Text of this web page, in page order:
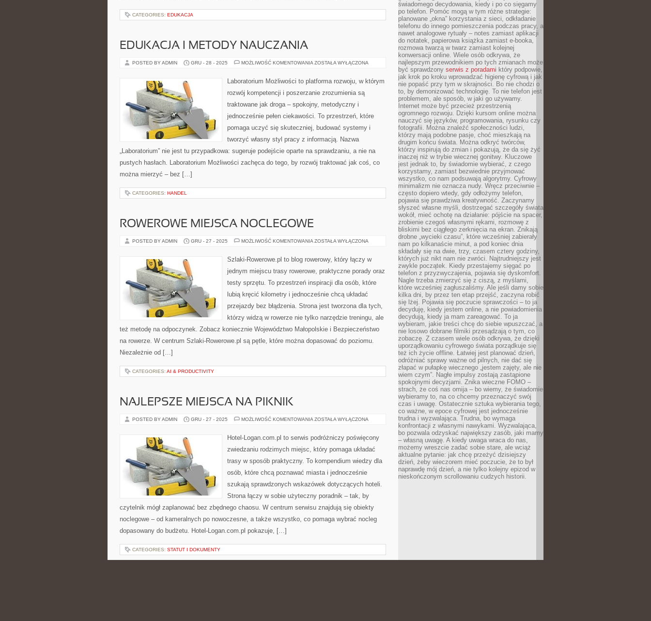
CATEGORIES: EDUKACJA
EDUKACJA I METODY NAUCZANIA
POSTED BY ADMIN GRU - 28 - 2025 MOŻLIWOŚĆ KOMENTOWANIA EDUKACJA
NAUCZANIA
ZOSTAŁA WYŁĄCZONA
Laboratorium Możliwości to platforma rozwoju, w którym
rozwój kompetencji i poszerzanie zrozumienia są
traktowane jak droga – spokojny, metodyczny i
jednocześnie pełen ciekawości. To przestrzeń, które
pomaga uczyć się skuteczniej, budować systemy i
tworzyć własny styl pracy z informacją. Nazwa
„Laboratorium” nie jest tu przypadkowa: sugeruje podejście oparte na sprawdzaniu, a nie na
pustych hasłach. Laboratorium Możliwości zachęca do tego, by rozwój traktować jak coś, co
można mierzyć – bez […]
CATEGORIES: HANDEL
ROWEROWE MIEJSCA NOCLEGOWE
POSTED BY ADMIN GRU - 27 - 2025 MOŻLIWOŚĆ KOMENTOWANIA ROWEROWE
ZOSTAŁA WYŁĄCZONA
Szlaki-Rowerowe.pl to blog rowerowy, który łączy w
jednym miejscu trasy rowerowe, praktyczne porady oraz
testy sprzętu. To przestrzeń inspiracji dla osób, które
lubią kręcić kilometry i jednocześnie chcą układać
przejazdy bez błądzenia. Strona jest tworzona dla tych,
którzy widzą w rowerze nie tylko narzędzie treningu, ale
też metodę na odpoczynek. Zobacz koniecznie Województwo Małopolskie i Bezpieczeństwo
na rowerze. W centrum Szlaki-Rowerowe.pl są pętle, które można dopasować do poziomu.
Niezależnie od […]
CATEGORIES: AI & PRODUCTIVITY
NAJLEPSZE MIEJSCA NA PIKNIK
POSTED BY ADMIN GRU - 27 - 2025 MOŻLIWOŚĆ KOMENTOWANIA NAJLEPSZE
PIKNIK
ZOSTAŁA WYŁĄCZONA
Hotel-Logan.com.pl to serwis podróżniczy poświęcony
zwiedzaniu rodzimych miejsc, który pomaga układać
trasy w sposób praktyczny. To kompendium wiedzy dla
osób, które chcą poznawać miasta i jednocześnie
szukają sprawdzonych wskazówek dotyczących hoteli.
Strona łączy w sobie użyteczny poradnik – tak, by
czytelnik mógł zaplanować bez zbędnego chaosu. W centrum serwisu znajdują się obiekty
noclegowe – od kameralnych po nowoczesne, a także wszystko, co pomaga wybrać nocleg
dopasowany do budżetu. Hotel-Logan.com.pl pokazuje, […]
CATEGORIES: STATUT I DOKUMENTY
świadomego decydowania, kiedy i po co sięgamy
po telefon. Pomóc mogą w tym różne strategie:
planowane „okna” korzystania z sieci, odkładanie
telefonu do innego pomieszczenia podczas pracy, a
nawet analogowe rytuały – notes zamiast aplikacji
do notatek, papierowa książka zamiast e-booka,
rozmowa twarzą w twarz zamiast kolejnej
konwersacji online. Wiele osób odkrywa, że
najlepszym przewodnikiem po tych zmianach może
być sprawdzony serwis z poradami który podpowie,
jak krok po kroku wprowadzać higienę cyfrową i jak
nie popaść przy tym w skrajności. Bo nie chodzi o
to, by demonizować technologię. To nie telefon jest
problemem, ale sposób, w jaki go używamy.
Internet może być przecież przestrzenią
ogromnego rozwoju. Dzięki kursom online można
nauczyć się języków, programowania, rysunku czy
fotografii. Można znaleźć społeczności ludzi,
którzy mają podobne pasje, choć mieszkają na
drugim końcu świata. Można odkryć twórców,
którzy inspirują do zmian i pokazują, że da się żyć
inaczej niż w trybie wiecznej gonitwy. Kluczowe
jest jednak to, by świadomie wybierać, z czego
korzystamy, zamiast bezwiednie przyjmować
wszystko, co nam podsuwają algorytmy. Cyfrowy
minimalizm nie oznacza nudy. Wręcz przeciwnie –
często dopiero wtedy, gdy odłożymy telefon,
pojawia się prawdziwa kreatywność. Zaczynamy
słyszeć własne myśli, dostrzegać szczegóły świata
wokół, mieć ochotę na działanie: pójście na spacer,
zrobienie czegoś własnymi rękami, rozmowę z
bliskimi bez ciągłego zerknięcia na ekran. Znikają
drobne „wycieki czasu”, które wcześniej zabierały
nam po kilkanaście minut, a pod koniec dnia
składały się na dwie, trzy, czasem cztery godziny,
których już nikt nam nie zwróci. Najtrudniejszy jest
zwykle początek. Kiedy przestajemy sięgać po
telefon z przyzwyczajenia, pojawia się dyskomfort.
Nagle trzeba zmierzyć się z ciszą, z myślami,
które wcześniej zagłuszaliśmy. Ale jeśli damy sobie
kilka dni, by przez ten etap przejść, zaczyna robić
się lżej. Pojawia się poczucie sprawczości – to ja
decyduję, kiedy jestem online, a nie powiadomienia
decydują, kiedy ja mam zareagować. To ja
wybieram, jakie treści chcę do siebie wpuszczać, a
nie losowo dobrane filmiki przesądzają o tym, co
zobaczę. Z czasem wiele osób odkrywa, że dzięki
uporządkowaniu cyfrowego świata porządkuje się
też ich życie offline. Łatwiej jest planować dzień,
odróżniać sprawy ważne od pilnych, nie dać się
złapać w pułapkę wiecznego „jestem zajęty, ale nie
wiem czym”. Nagłe impulsy zostają zastąpione
spokojnymi decyzjami. Znika wieczne FOMO –
strach, że coś nas omija – bo wiemy, że świadomie
wybieramy to, na co chcemy przeznaczyć swój
czas i uwagę. Ostatecznie sztuka wybierania tego,
co ważne, w epoce cyfrowej jest jednocześnie
trudna i wyzwalająca. Trudna, bo wymaga
konfrontacji z własnymi nawykami. Wyzwalająca,
bo pozwala odzyskać największy zasób, jaki mamy
– własną uwagę. A kiedy uwaga wraca do nas,
możemy wreszcie zadać sobie stare, ale wciąż
aktualne pytanie: jak chcę przeżyć dzisiejszy
dzień, żeby wieczorem mieć poczucie, że to był
naprawdę mój dzień, a nie tylko kolejny epizod w
nieskończonym scrollowaniu cudzych historii.